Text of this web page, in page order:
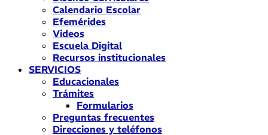
Calendario Escolar
Efemérides
Videos
Escuela Digital
Recursos institucionales
SERVICIOS
Educacionales
Trámites
Formularios
Preguntas frecuentes
Direcciones y teléfonos